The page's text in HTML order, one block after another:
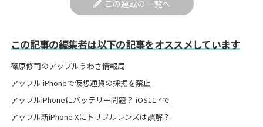
この連載の一覧へ
この記事の編集者は以下の記事をオススメしています
篠原修司のアップルうわさ情報局
アップル iPhoneで仮想通貨の採掘を禁止
アップルiPhoneにバッテリー問題？ iOS11.4で
アップル新iPhone Xにトリプルレンズは誤解？